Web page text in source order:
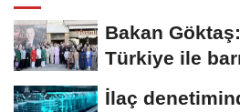
Bakan
Türkiye ile
güçlendiği...
İlaç